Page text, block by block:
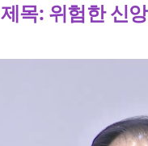
제목: 위험한 신